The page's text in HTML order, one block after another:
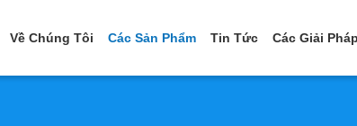
Về Chúng Tôi Các Sản Phẩm Tin Tức Các Giải Pháp